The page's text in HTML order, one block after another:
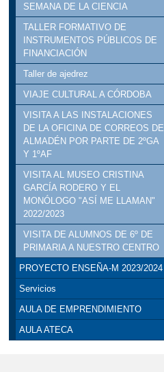
SEMANA DE LA CIENCIA
TALLER FORMATIVO DE
INSTRUMENTOS PÚBLICOS DE
FINANCIACIÓN
Taller de ajedrez
VIAJE CULTURAL A CÓRDOBA
VISITA A LAS INSTALACIONES
DE LA OFICINA DE CORREOS DE
ALMADÉN POR PARTE DE 2ºGA
Y 1ºAF
VISITA AL MUSEO CRISTINA
GARCÍA RODERO Y EL
MONÓLOGO "ASÍ ME LLAMAN"
2022/2023
VISITA DE ALUMNOS DE 6º DE
PRIMARIA A NUESTRO CENTRO
PROYECTO ENSEÑA-M 2023/2024
Servicios
AULA DE EMPRENDIMIENTO
AULA ATECA